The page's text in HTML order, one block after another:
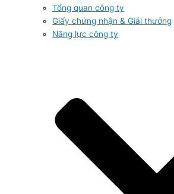
Tổng quan công ty
Giấy chứng nhận & Giải thưởng
Năng lực công ty